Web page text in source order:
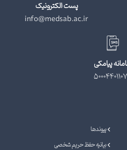
پست الکترونیک
info@medsab.ac.ir
پیامکی
پیوندها
بیانیه حفظ حریم شخصی